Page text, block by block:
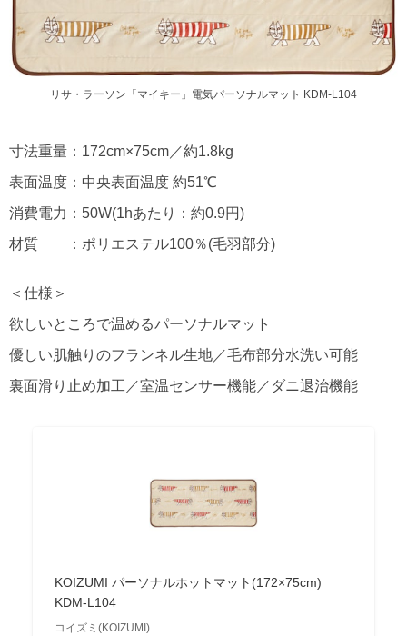
リサ・ラーソン「マイキー」電気パーソナルマット KDM-L104
寸法重量：172cm×75cm／約1.8kg
表面温度：中央表面温度 約51℃
消費電力：50W(1hあたり：約0.9円)
材質 ：ポリエステル100％(毛羽部分)
＜仕様＞
欲しいところで温めるパーソナルマット
優しい肌触りのフランネル生地／毛布部分水洗い可能
裏面滑り止め加工／室温センサー機能／ダニ退治機能
KOIZUMI パーソナルホットマット(172×75cm)
KDM-L104
コイズミ(KOIZUMI)